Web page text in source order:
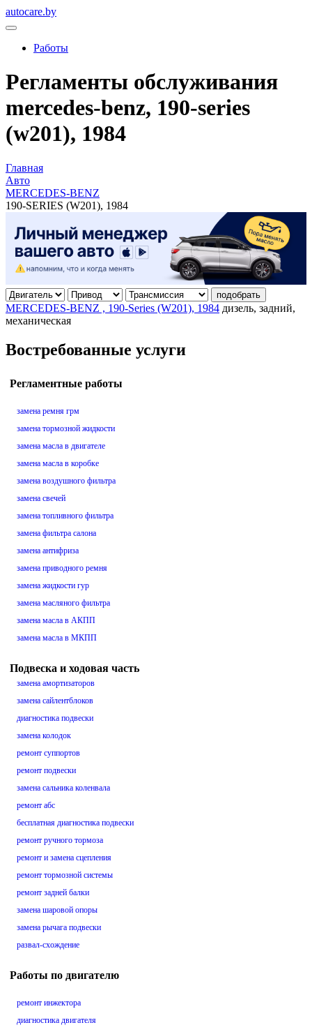
autocare.by
Работы
Регламенты обслуживания
mercedes-benz, 190-series
(w201), 1984
Главная
Авто
MERCEDES-BENZ
190-SERIES (W201), 1984
подобрать
MERCEDES-BENZ , 190-Series (W201), 1984 дизель, задний,
механическая
Востребованные услуги
Регламентные работы
замена ремня грм
замена тормозной жидкости
замена масла в двигателе
замена масла в коробке
замена воздушного фильтра
замена свечей
замена топливного фильтра
замена фильтра салона
замена антифриза
замена приводного ремня
замена жидкости гур
замена масляного фильтра
замена масла в АКПП
замена масла в МКПП
Подвеска и ходовая часть
замена амортизаторов
замена сайлентблоков
диагностика подвески
замена колодок
ремонт суппортов
ремонт подвески
замена сальника коленвала
ремонт абс
бесплатная диагностика подвески
ремонт ручного тормоза
ремонт и замена сцепления
ремонт тормозной системы
ремонт задней балки
замена шаровой опоры
замена рычага подвески
развал-схождение
Работы по двигателю
ремонт инжектора
диагностика двигателя